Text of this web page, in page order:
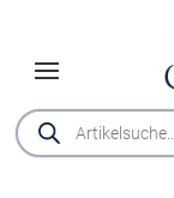
Products
search